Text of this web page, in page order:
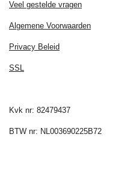
Veel gestelde vragen
Algemene Voorwaarden
Privacy Beleid
SSL
Kvk nr: 82479437
BTW nr: NL003690225B72